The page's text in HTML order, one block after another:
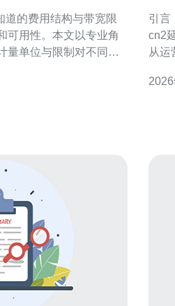
道的费用结构与带宽限
可用性。本文以专业角
量单位与限制对不同应
引言
cn2
从运
通常